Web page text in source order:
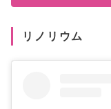
リノリウム